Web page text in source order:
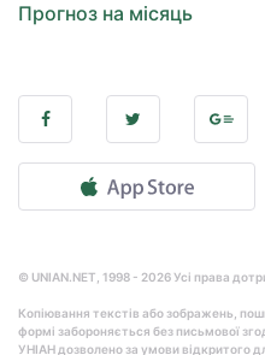
Прогноз на місяць
© UNIAN.NET, 1998 - 2026 Усі права
Копіювання текстів або зображень,
формі забороняється без письмової
УНІАН дозволено за умови відкритого